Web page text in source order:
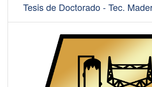
Tesis de Doctorado - Tec.